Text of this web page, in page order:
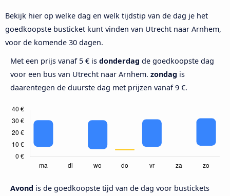
Bekijk hier op welke dag en welk tijdstip van de dag je het
goedkoopste busticket kunt vinden van Utrecht naar Arnhem,
voor de komende 30 dagen.
Met een prijs vanaf 5 € is donderdag de goedkoopste dag
voor een bus van Utrecht naar Arnhem. zondag is
daarentegen de duurste dag met prijzen vanaf 9 €.
Avond is de goedkoopste tijd van de dag voor bustickets